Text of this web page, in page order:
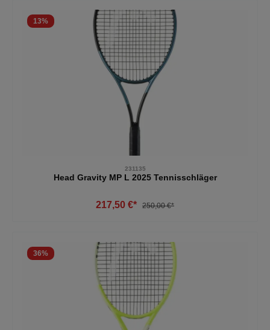
13%
231135
Head Gravity MP L 2025 Tennisschläger
217,50 €* 250,00 €*
36%